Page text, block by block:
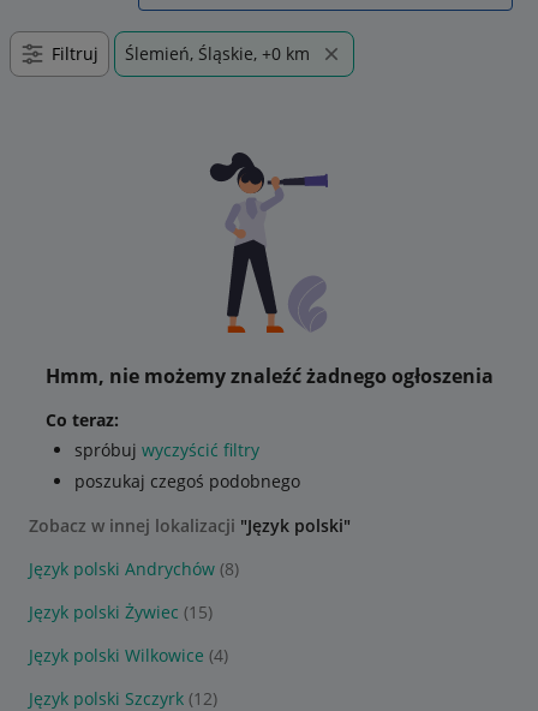
Filtruj Ślemień, Śląskie, +0 km
Hmm, nie możemy znaleźć żadnego ogłoszenia
Co teraz:
spróbuj wyczyścić filtry
poszukaj czegoś podobnego
Zobacz w innej lokalizacji "Język polski"
Język polski Andrychów (8)
Język polski Żywiec (15)
Język polski Wilkowice (4)
Język polski Szczyrk (12)